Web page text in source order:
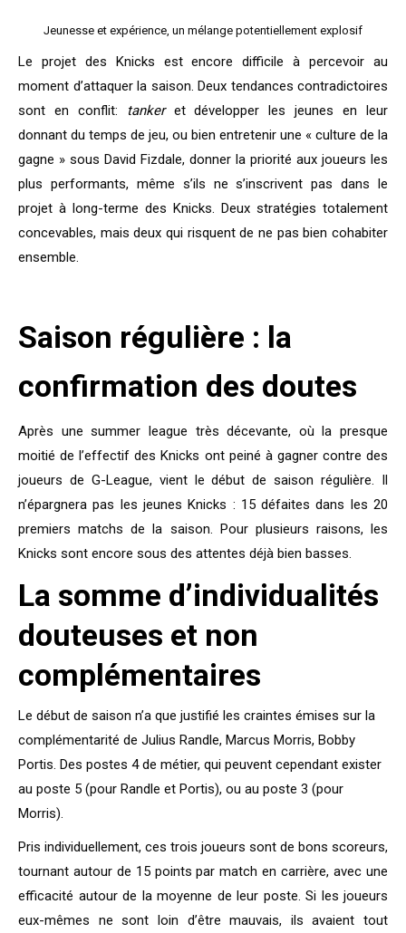
Jeunesse et expérience, un mélange potentiellement explosif
Le projet des Knicks est encore difficile à percevoir au
moment d’attaquer la saison. Deux tendances contradictoires
sont en conflit:
tankeret développer les jeunes en leur
donnant du temps de jeu, ou bien entretenir une « culture de la
gagne » sous David Fizdale, donner la priorité aux joueurs les
plus performants, même s’ils ne s’inscrivent pas dans le
projet à long-terme des Knicks. Deux stratégies totalement
concevables, mais deux qui risquent de ne pas bien cohabiter
ensemble.
Saison régulière : la
confirmation des doutes
Après une summer league très décevante, où la presque
moitié de l’effectif des Knicks ont peiné à gagner contre des
joueurs de G-League, vient le début de saison régulière. Il
n’épargnera pas les jeunes Knicks : 15 défaites dans les 20
premiers matchs de la saison. Pour plusieurs raisons, les
Knicks sont encore sous des attentes déjà bien basses.
La somme d’individualités
douteuses et non
complémentaires
Le début de saison n’a que justifié les craintes émises sur la
complémentarité de Julius Randle, Marcus Morris, Bobby
Portis. Des postes 4 de métier, qui peuvent cependant exister
au poste 5 (pour Randle et Portis), ou au poste 3 (pour
Morris).
Pris individuellement, ces trois joueurs sont de bons scoreurs,
tournant autour de 15 points par match en carrière, avec une
efficacité autour de la moyenne de leur poste. Si les joueurs
eux-mêmes ne sont loin d’être mauvais, ils avaient tout